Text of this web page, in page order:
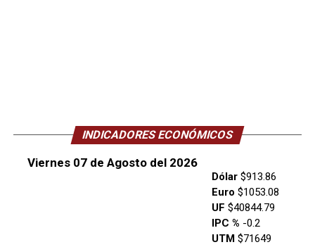
INDICADORES ECONÓMICOS
Viernes 07 de Agosto del 2026
Dólar$913.86
Euro $1053.08
UF $40844.79
IPC % -0.2
UTM$71649